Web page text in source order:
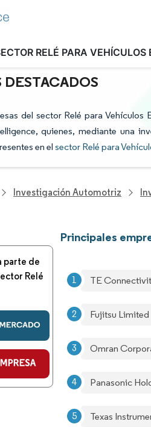
DEL SECTOR
DESTACADOS
del sector Relé para
quienes, mediante una
en el sector Relé para
Investigación Automotriz
parte de
Relé
Principales
TE
Fujitsu Limited
Omran
Panasonic
Texas
RELÉ PARA VEHÍCULOS